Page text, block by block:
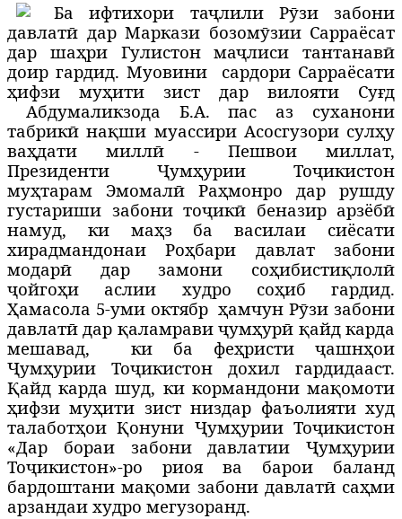
Ба ифтихори таҷлили Рӯзи забони
давлатӣ дар Маркази бозомӯзии Сарраёсат
дар шаҳри Гулистон маҷлиси тантанавӣ
доир гардид. Муовини
сардори Сарраёсати
ҳифзи муҳити зист дар вилояти Суғд
Абдумаликзода Б.А. пас аз суханони
табрикӣ нақши муассири Асосгузори сулҳу
ваҳдати миллӣ - Пешвои миллат,
Президенти Ҷумҳурии Тоҷикистон
муҳтарам Эмомалӣ Раҳмонро дар рушду
густариши забони тоҷикӣ беназир арзёбӣ
намуд, ки маҳз ба василаи сиёсати
хирадмандонаи Роҳбари давлат забони
модарӣ дар замони соҳибистиқлолӣ
ҷойгоҳи аслии худро соҳиб гардид.
Ҳамасола 5-уми октябр ҳамчун Рӯзи забони
давлатӣ дар қаламрави ҷумҳурӣ қайд карда
мешавад, ки ба феҳристи ҷашнҳои
Ҷумҳурии Тоҷикистон дохил гардидааст.
Қайд карда шуд, ки кормандони мақомоти
ҳифзи муҳити зист низдар фаъолияти худ
талаботҳои Қонуни Ҷумҳурии Тоҷикистон
«Дар бораи забони давлатии Ҷумҳурии
Тоҷикистон»-ро риоя ва барои баланд
бардоштани мақоми забони давлатӣ саҳми
арзандаи худро мегузоранд.